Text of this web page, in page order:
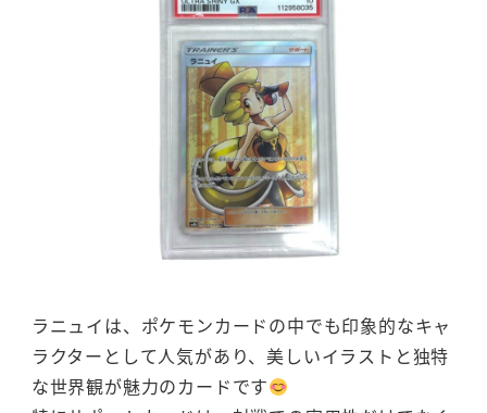
ラニュイは、ポケモンカードの中でも印象的なキャ
ラクターとして人気があり、美しいイラストと独特
な世界観が魅力のカードです